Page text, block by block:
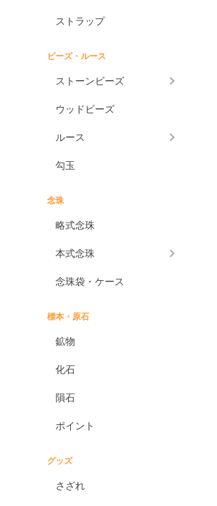
ストラップ
ビーズ・ルース
ストーンビーズ
ウッドビーズ
ルース
勾玉
念珠
略式念珠
本式念珠
念珠袋・ケース
標本・原石
鉱物
化石
隕石
ポイント
グッズ
さざれ